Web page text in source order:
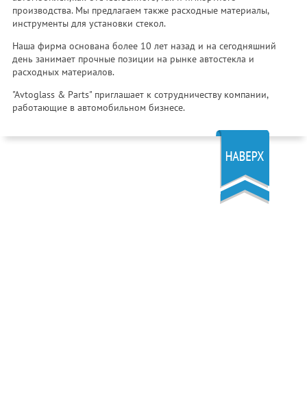
производства. Мы предлагаем также расходные материалы,
инструменты для установки стекол.
Наша фирма основана более 10 лет назад и на сегодняшний
день занимает прочные позиции на рынке автостекла и
расходных материалов.
"Avtoglass & Parts" приглашает к сотрудничеству компании,
работающие в автомобильном бизнесе.